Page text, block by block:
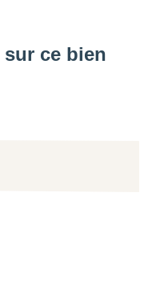
ce bien